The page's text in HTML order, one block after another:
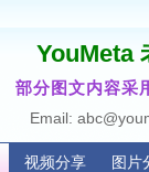
YouMeta
部分图文内容采
Email:
视频分享 图片